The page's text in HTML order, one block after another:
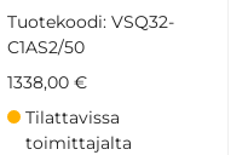
Tuotekoodi: VSQ32-
C1AS2/50
1338,00 €
Tilattavissa
toimittajalta